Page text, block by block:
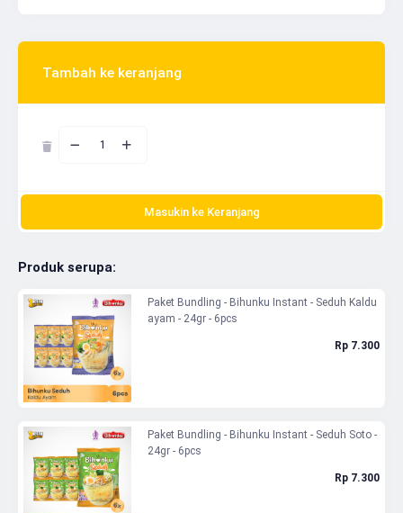
Tambah ke keranjang
1
Masukin ke Keranjang
Produk serupa:
Paket Bundling - Bihunku Instant - Seduh Kaldu
ayam - 24gr - 6pcs
Rp 7.300
Paket Bundling - Bihunku Instant - Seduh Soto -
24gr - 6pcs
Rp 7.300